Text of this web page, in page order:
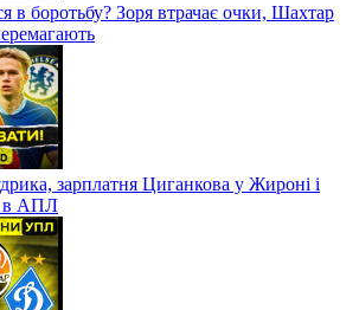
в боротьбу? Зоря втрачає очки, Шахтар
зарплатня Циганкова у Жироні і
в АПЛ